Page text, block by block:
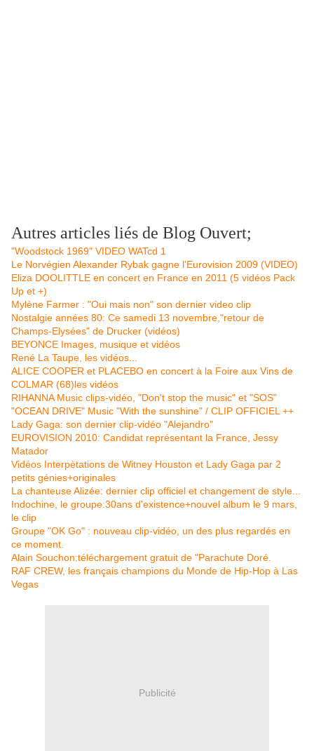
Autres articles liés de Blog Ouvert;
"Woodstock 1969" VIDEO WATcd 1
Le Norvégien Alexander Rybak gagne l'Eurovision 2009 (VIDEO)
Eliza DOOLITTLE en concert en France en 2011 (5 vidéos Pack
Up et +)
Mylène Farmer : "Oui mais non" son dernier video clip
Nostalgie années 80: Ce samedi 13 novembre,"retour de
Champs-Elysées" de Drucker (vidéos)
BEYONCE Images, musique et vidéos
René La Taupe, les vidéos...
ALICE COOPER et PLACEBO en concert à la Foire aux Vins de
COLMAR (68)les vidéos
RIHANNA Music clips-vidéo, "Don't stop the music" et "SOS"
"OCEAN DRIVE" Music "With the sunshine" / CLIP OFFICIEL ++
Lady Gaga: son dernier clip-vidéo "Alejandro"
EUROVISION 2010: Candidat représentant la France, Jessy
Matador
Vidéos Interpètations de Witney Houston et Lady Gaga par 2
petits génies+originales
La chanteuse Alizée: dernier clip officiel et changement de style...
Indochine, le groupe:30ans d'existence+nouvel album le 9 mars,
le clip
Groupe "OK Go" : nouveau clip-vidéo, un des plus regardés en
ce moment.
Alain Souchon:téléchargement gratuit de "Parachute Doré.
RAF CREW, les français champions du Monde de Hip-Hop à Las
Vegas
Publicité